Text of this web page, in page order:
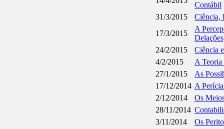
Contábil
31/3/2015
Ciência,
17/3/2015
A
24/2/2015
Ciência
4/2/2015
A Teoria
27/1/2015
As
17/12/2014 A
2/12/2014
Os
28/11/2014
3/11/2014
Os